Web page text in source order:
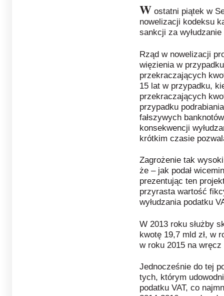
W ostatni piątek w
nowelizacji kodeksu
sankcji za
Rząd w nowelizacji
więzienia w
przekraczających
15 lat w przypadku,
przekraczających
przypadku
fałszywych
konsekwencji
krótkim czasie
Zagrożenie tak
że – jak podał
prezentując ten
przyrasta wartość
wyłudzania podatku
W 2013 roku służby
kwotę 19,7 mld zł, w
w roku 2015 na
Jednocześnie do tej
tych, którym
podatku VAT, co